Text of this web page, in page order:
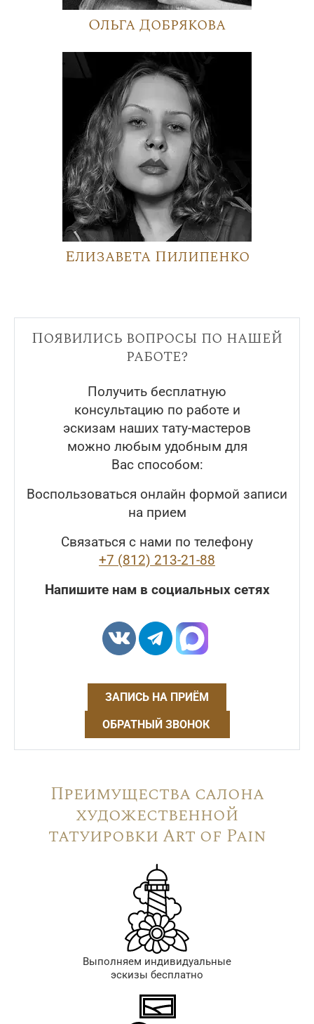
Ольга Добрякова
Елизавета Пилипенко
Появились вопросы по нашей
работе?
Получить бесплатную
консультацию по работе и
эскизам наших тату-мастеров
можно любым удобным для
Вас способом:
Воспользоваться онлайн формой записи
на прием
Связаться с нами по телефону
+7 (812) 213-21-88
Напишите нам в социальных сетях
ЗАПИСЬ НА ПРИЁМ
ОБРАТНЫЙ ЗВОНОК
Преимущества салона
художественной
татуировки Art of Pain
Выполняем индивидуальные
эскизы бесплатно